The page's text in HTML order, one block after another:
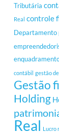
Tributária
Real controle
Departamento
contábil gestão
Gestão
Holding
Real Lucro